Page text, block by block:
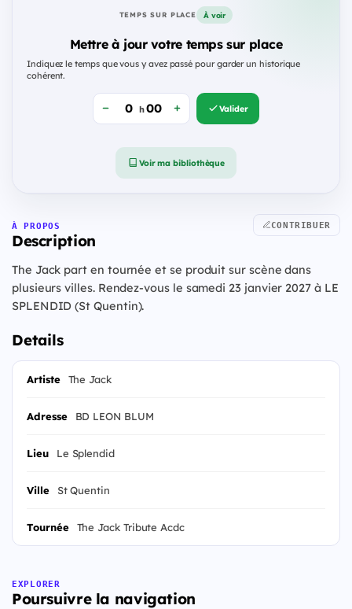
TEMPS SUR PLACE À voir
Mettre à jour votre temps sur place
Indiquez le temps que vous y avez passé pour garder un historique
cohérent.
h Valider
Voir ma bibliothèque
À PROPOS
Description
CONTRIBUER
The Jack part en tournée et se produit sur scène dans
plusieurs villes. Rendez-vous le samedi 23 janvier 2027 à LE
SPLENDID (St Quentin).
Details
Artiste The Jack
Adresse BD LEON BLUM
Lieu Le Splendid
Ville St Quentin
Tournée The Jack Tribute Acdc
EXPLORER
Poursuivre la navigation